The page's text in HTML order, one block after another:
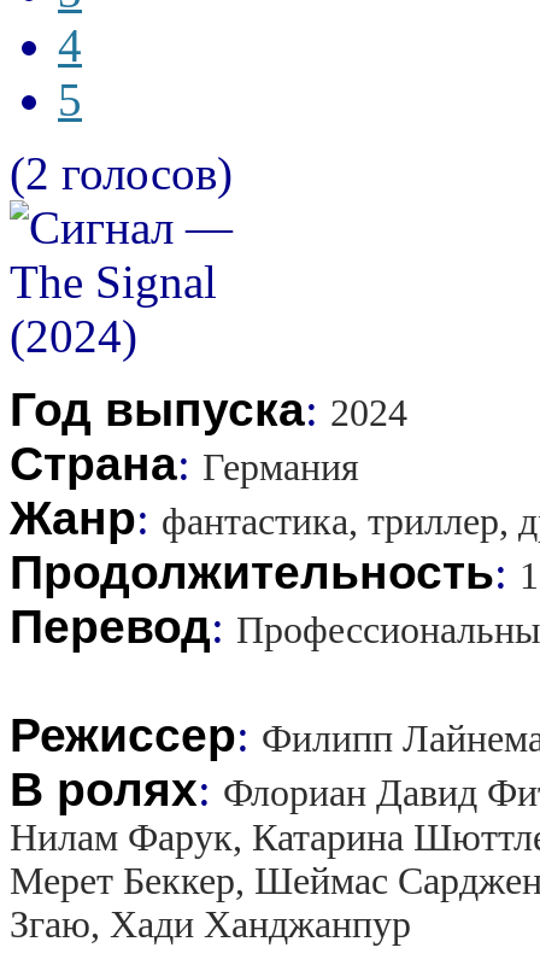
4
5
(2 голосов)
Год выпуска: 2024
Страна: Германия
Жанр: фантастика, триллер,
Продолжительность:
Перевод:
Режиссер: Филипп
В ролях: Флориан Давид
Нилам Фарук, Катарина
Мерет Беккер, Шеймас
Згаю, Хади Ханджанпур